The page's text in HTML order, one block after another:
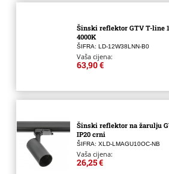
Šinski reflektor GTV T-line
4000K
ŠIFRA: LD-12W38LNN-B0
Vaša cijena:
63,90 €
Šinski reflektor na žarulju
IP20 crni
ŠIFRA: XLD-LMAGU10OC-NB
Vaša cijena:
26,25 €